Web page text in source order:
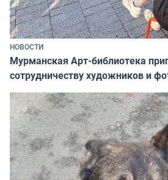
НОВОСТИ
Мурманская Арт-библиотека
сотрудничеству художников и